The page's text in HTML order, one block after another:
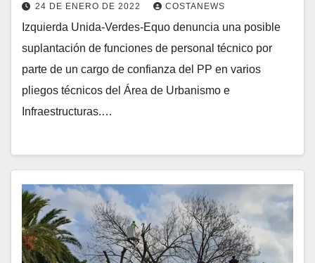
24 DE ENERO DE 2022 COSTANEWS
Izquierda Unida-Verdes-Equo denuncia una posible
suplantación de funciones de personal técnico por
parte de un cargo de confianza del PP en varios
pliegos técnicos del Área de Urbanismo e
Infraestructuras.…